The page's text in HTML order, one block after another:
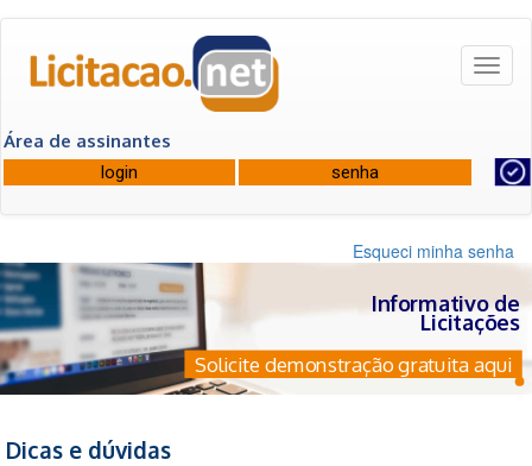
Área de assinantes
Esqueci minha senha
Informativo de
Licitações
Solicite demonstração gratuita aqui
Dicas e dúvidas